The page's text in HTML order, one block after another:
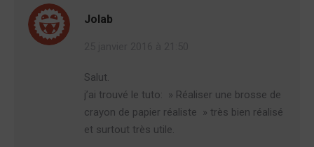
Jolab
Salut.
j’ai trouvé le tuto: » Réaliser une brosse de
crayon de papier réaliste » très bien réalisé
et surtout très utile.